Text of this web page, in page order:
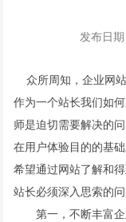
发布日
众所周知，企业网站
作为一个站长我们如
师是迫切需要解决的
在用户体验目的的基
希望通过网站了解和
站长必须深入思索的
第一，不断丰富企